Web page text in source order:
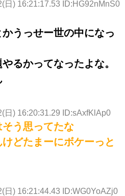
日) 16:21:17.53 ID:HG92nMnS0
うっせー世の中になっ
るかってなったよな。
日) 16:20:31.29 ID:sAxfKlAp0
う思ってたな
どたまーにボケーっと
日) 16:21:44.43 ID:WG0YoAZj0